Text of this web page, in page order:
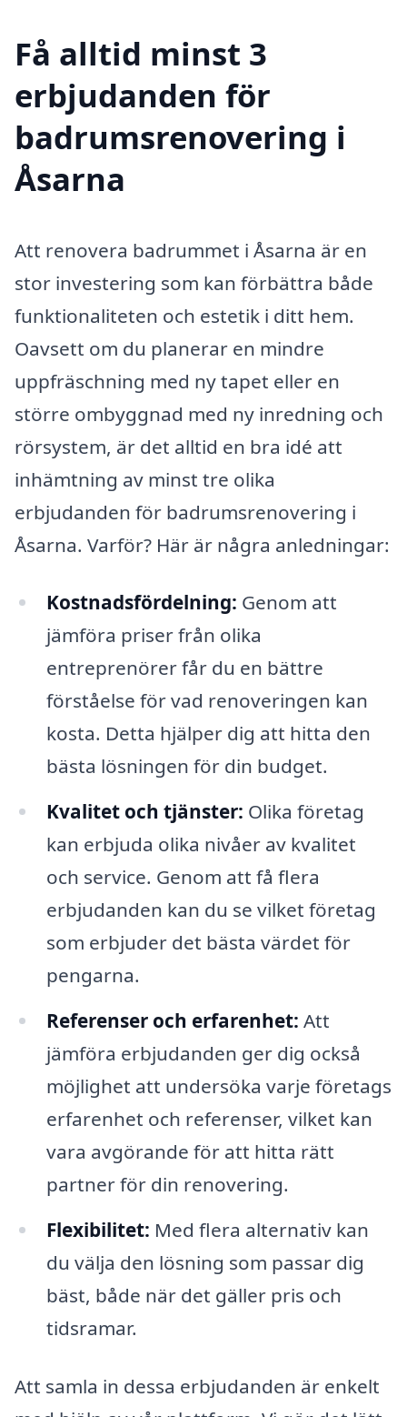
Få alltid minst 3
erbjudanden för
badrumsrenovering i
Åsarna
Att renovera badrummet i Åsarna är en
stor investering som kan förbättra både
funktionaliteten och estetik i ditt hem.
Oavsett om du planerar en mindre
uppfräschning med ny tapet eller en
större ombyggnad med ny inredning och
rörsystem, är det alltid en bra idé att
inhämtning av minst tre olika
erbjudanden för badrumsrenovering i
Åsarna. Varför? Här är några anledningar:
Kostnadsfördelning: Genom att
jämföra priser från olika
entreprenörer får du en bättre
förståelse för vad renoveringen kan
kosta. Detta hjälper dig att hitta den
bästa lösningen för din budget.
Kvalitet och tjänster: Olika företag
kan erbjuda olika nivåer av kvalitet
och service. Genom att få flera
erbjudanden kan du se vilket företag
som erbjuder det bästa värdet för
pengarna.
Referenser och erfarenhet: Att
jämföra erbjudanden ger dig också
möjlighet att undersöka varje företags
erfarenhet och referenser, vilket kan
vara avgörande för att hitta rätt
partner för din renovering.
Flexibilitet: Med flera alternativ kan
du välja den lösning som passar dig
bäst, både när det gäller pris och
tidsramar.
Att samla in dessa erbjudanden är enkelt